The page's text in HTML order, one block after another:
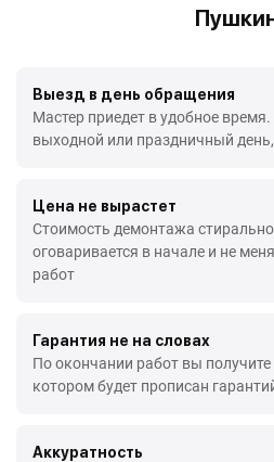
Выезд в день обращения
Мастер приедет в удобное
выходной или праздничный
Цена не вырастет
Стоимость демонтажа
оговаривается в начале и не
работ
Гарантия не на словах
По окончании работ вы получите
котором будет прописан
Аккуратность